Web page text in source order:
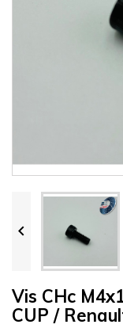

Vis CHc
CUP /